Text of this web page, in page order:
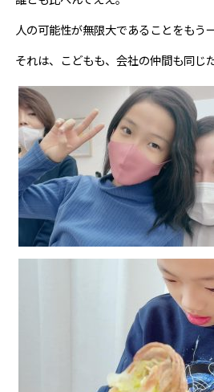
人の可能性が無限大であることをもう
それは、こどもも、会社の仲間も同じ